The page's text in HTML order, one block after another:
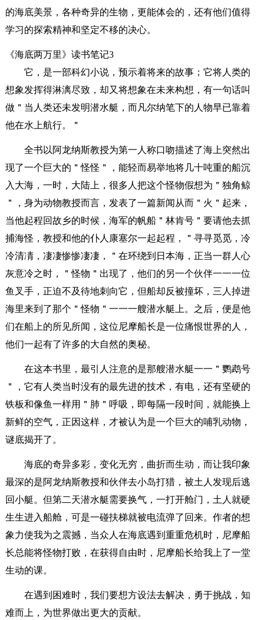
的海底美景，各种奇异的生物，更能体会的，还有他们值得
学习的探索精神和坚定不移的决心。
《海底两万里》读书笔记3
它，是一部科幻小说，预示着将来的故事；它将人类的
想象发挥得淋漓尽致，却又将想象在未来构想，有一句话叫
做＂当人类还未发明潜水艇，而凡尔纳笔下的人物早已靠着
他在水上航行。＂
全书以阿龙纳斯教授为第一人称口吻描述了海上突然出
现了一个巨大的＂怪怪＂，能轻而易举地将几十吨重的船沉
入大海，一时，大陆上，很多人把这个怪物假想为＂独角鲸
＂，身为动物教授而言，发表了一篇新闻从而＂火＂起来，
当他起程回故乡的时候，海军的帆船＂林肯号＂要请他去抓
捕海怪，教授和他的仆人康塞尔一起起程，＂寻寻觅觅，冷
冷清凊，凄凄惨惨凄凄，＂在环绕到日本海，正当一群人心
灰意冷之时，＂怪物＂出现了，他们的另一个伙伴一一一位
鱼叉手，正迫不及待地刺向它，但船却反被撞坏，三人掉进
海里来到了那个＂怪物＂一一一艘潜水艇上。之后，便是他
们在船上的所见所闻，这位尼摩船长是一位痛恨世界的人，
他们一起有了许多的大自然的奥秘。
在这本书里，最引人注意的是那艘潜水艇一一＂鹦鹉号
＂，它有人类当时没有的最先进的技术，有电，还有坚硬的
铁板和像鱼一样用＂肺＂呼吸，即每隔一段时间，就能换上
新鲜的空气，正因这样，才被认为是一个巨大的哺乳动物，
谜底揭开了。
海底的奇异多彩，变化无穷，曲折而生动，而让我印象
最深的是阿龙纳斯教授和伙伴去小岛打猎，被土人发现后逃
回小艇。但第二天潜水艇需要换气，一打开舱门，土人就硬
生生进入船舱，可是一碰扶梯就被电流弹了回来。作者的想
象力使我为之震撼，当众人在海底遇到重重危机时，尼摩船
长总能将怪物打败，在获得自由时，尼摩船长给我上了一堂
生动的课。
在遇到困难时，我们要想方设法去解决，勇于挑战，知
难而上，为世界做出更大的贡献。